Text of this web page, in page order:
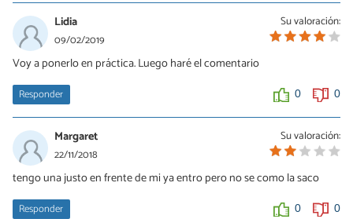
Su valoración:
Lidia
09/02/2019
Voy a ponerlo en práctica. Luego haré el comentario
Responder 0 0
Su valoración:
Margaret
22/11/2018
tengo una justo en frente de mi ya entro pero no se como la saco
Responder 0 0